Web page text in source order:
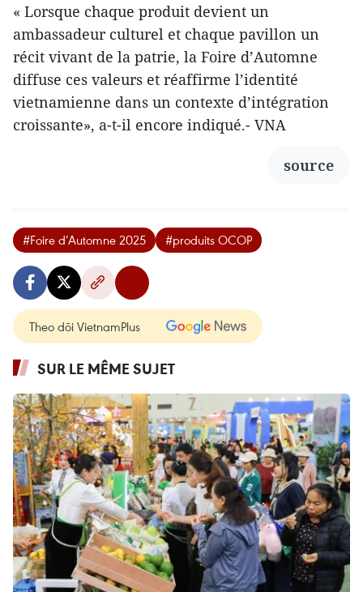
« Lorsque chaque produit devient un
ambassadeur culturel et chaque pavillon un
récit vivant de la patrie, la Foire d’Automne
diffuse ces valeurs et réaffirme l’identité
vietnamienne dans un contexte d’intégration
croissante», a-t-il encore indiqué.- VNA
source
#Foire d’Automne 2025 #produits OCOP
Theo dõi VietnamPlus
SUR LE MÊME SUJET